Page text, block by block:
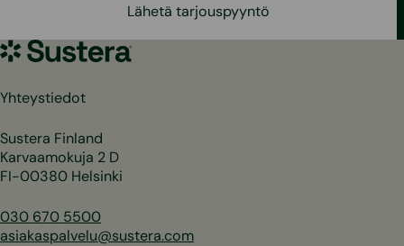
Lähetä tarjouspyyntö
Sustera
Yhteystiedot
Sustera Finland
Karvaamokuja 2 D
FI-00380 Helsinki
030 670 5500
asiakaspalvelu@sustera.com